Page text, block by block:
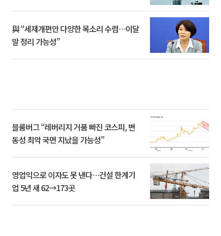
與 “세제개편안 다양한 목소리 수렴…이달
말 정리 가능성”
블룸버그 “레버리지 거품 빠진 코스피, 변
동성 최악 국면 지났을 가능성”
영업익으로 이자도 못 낸다…건설 한계기
업 5년 새 62→173곳